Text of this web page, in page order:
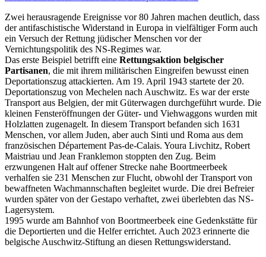
Zwei herausragende Ereignisse vor 80 Jahren machen deutlich, dass
der antifaschistische Widerstand in Europa in vielfältiger Form auch
ein Versuch der Rettung jüdischer Menschen vor der
Vernichtungspolitik des NS-Regimes war.
Das erste Beispiel betrifft eine Rettungsaktion belgischer
Partisanen, die mit ihrem militärischen Eingreifen bewusst einen
Deportationszug attackierten. Am 19. April 1943 startete der 20.
Deportationszug von Mechelen nach Auschwitz. Es war der erste
Transport aus Belgien, der mit Güterwagen durchgeführt wurde. Die
kleinen Fensteröffnungen der Güter- und Viehwaggons wurden mit
Holzlatten zugenagelt. In diesem Transport befanden sich 1631
Menschen, vor allem Juden, aber auch Sinti und Roma aus dem
französischen Département Pas-de-Calais. Youra Livchitz, Robert
Maistriau und Jean Franklemon stoppten den Zug. Beim
erzwungenen Halt auf offener Strecke nahe Boortmeerbeek
verhalfen sie 231 Menschen zur Flucht, obwohl der Transport von
bewaffneten Wachmannschaften begleitet wurde. Die drei Befreier
wurden später von der Gestapo verhaftet, zwei überlebten das NS-
Lagersystem.
1995 wurde am Bahnhof von Boortmeerbeek eine Gedenkstätte für
die Deportierten und die Helfer errichtet. Auch 2023 erinnerte die
belgische Auschwitz-Stiftung an diesen Rettungswiderstand.